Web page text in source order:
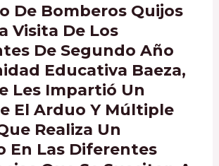
De Bomberos Quijos
Visita De Los
De Segundo Año
Educativa Baeza,
Les Impartió Un
El Arduo Y Múltiple
Realiza Un
En Las Diferentes